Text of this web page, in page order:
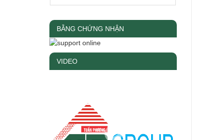
BẰNG CHỨNG NHẬN
VIDEO